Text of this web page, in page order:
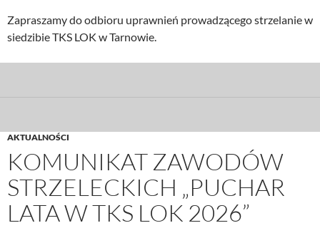
Zapraszamy do odbioru uprawnień prowadzącego strzelanie w
siedzibie TKS LOK w Tarnowie.
AKTUALNOŚCI
KOMUNIKAT ZAWODÓW
STRZELECKICH „PUCHAR
LATA W TKS LOK 2026”